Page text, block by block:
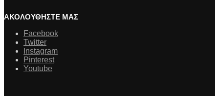
ΑΚΟΛΟΥΘΗΣΤΕ ΜΑΣ
Facebook
Twitter
Instagram
Pinterest
Youtube